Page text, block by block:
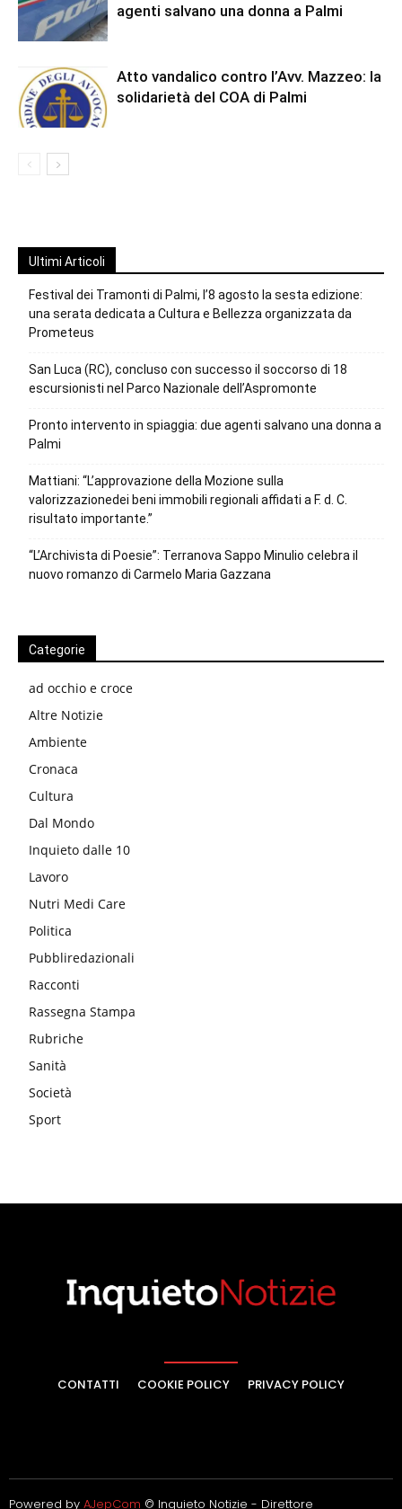
agenti salvano una donna a Palmi
Atto vandalico contro l’Avv. Mazzeo: la
solidarietà del COA di Palmi
Ultimi Articoli
Festival dei Tramonti di Palmi, l’8 agosto la sesta edizione:
una serata dedicata a Cultura e Bellezza organizzata da
Prometeus
San Luca (RC), concluso con successo il soccorso di 18
escursionisti nel Parco Nazionale dell’Aspromonte
Pronto intervento in spiaggia: due agenti salvano una donna a
Palmi
Mattiani: “L’approvazione della Mozione sulla
valorizzazionedei beni immobili regionali affidati a F. d. C.
risultato importante.”
“L’Archivista di Poesie”: Terranova Sappo Minulio celebra il
nuovo romanzo di Carmelo Maria Gazzana
Categorie
ad occhio e croce
Altre Notizie
Ambiente
Cronaca
Cultura
Dal Mondo
Inquieto dalle 10
Lavoro
Nutri Medi Care
Politica
Pubbliredazionali
Racconti
Rassegna Stampa
Rubriche
Sanità
Società
Sport
CONTATTI COOKIE POLICY PRIVACY POLICY
Powered by AJepCom © Inquieto Notizie - Direttore